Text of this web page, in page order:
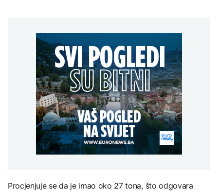
testiranje novog
cjevovoda prema
Tunjicama
AKTUELNO
Španija od sutra uvodi
privremene kontrole za
putnike iz Italije
TEHNOLOGIJA
Istorijska presuda protiv
Mete, zbog ugrožavanja
djece moraju platiti 942
miliona dolara
KULTURA
Rat i pijesak prijete
drevnim piramidama
Meroe u Sudanu
Procjenjuje se da je imao oko 27 tona, što odgovara